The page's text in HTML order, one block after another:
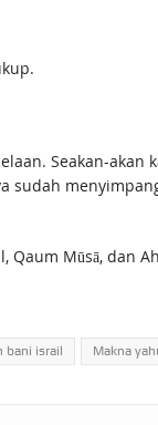
Seakan-akan
sudah
Mūsā, dan
bani israil Makna